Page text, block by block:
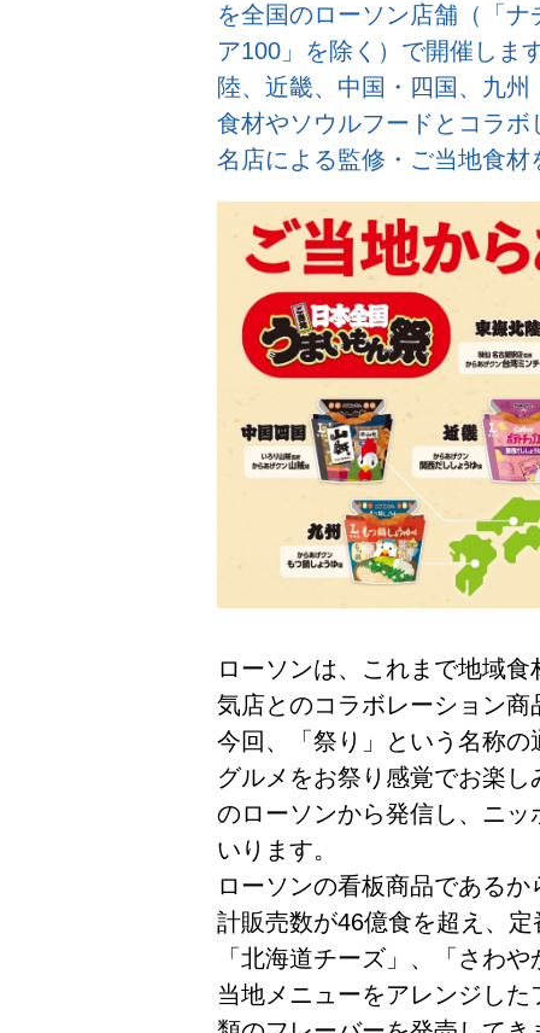
を全国のローソン店舗（「
ア100」を除く）で開催しま
陸、近畿、中国・四国、九
食材やソウルフードとコラボ
名店による監修・ご当地食
ローソンは、これまで地域
気店とのコラボレーション
今回、「祭り」という名称
グルメをお祭り感覚でお楽
のローソンから発信し、ニ
いります。
ローソンの看板商品である
計販売数が46億食を超え、
「北海道チーズ」、「さわ
当地メニューをアレンジし